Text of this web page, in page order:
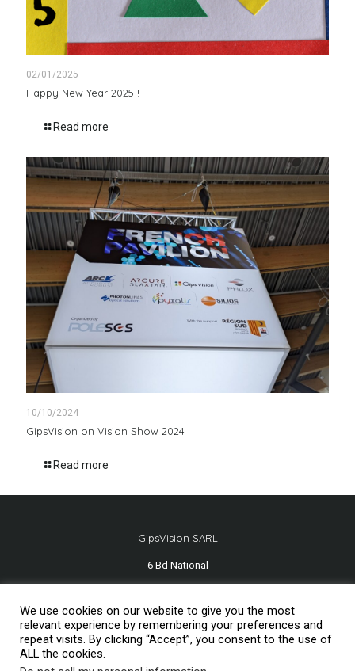
02/01/2025
Happy New Year 2025 !
Read more
10/10/2024
GipsVision on Vision Show 2024
Read more
GipsVision SARL
6 Bd National
+33 491 334 407
We use cookies on our website to give you the most
relevant experience by remembering your preferences and
repeat visits. By clicking “Accept”, you consent to the use of
ALL the cookies.